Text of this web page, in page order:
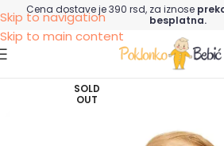
Skip to navigation
Skip to main content
Cena dostave je 390 rsd, za iznose
besplatna.
SOLD
OUT